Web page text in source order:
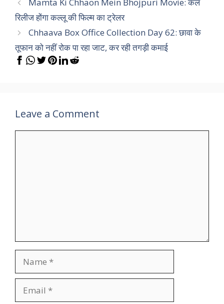
Mamta Ki Chhaon Mein Bhojpuri Movie: कल
रिलीज होंगा कल्लू की फिल्म का ट्रेलर
Chhaava Box Office Collection Day 62: छावा के
तूफान को नहीं रोक पा रहा जाट, कर रही तगड़ी कमाई
Leave a Comment